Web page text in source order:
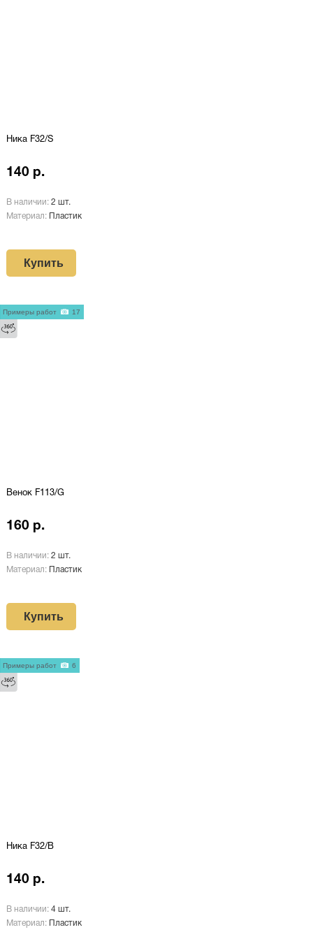
Ника F32/S
140 р.
В наличии: 2 шт.
Материал:
Пластик
Купить
Венок F113/G
160 р.
В наличии: 2 шт.
Материал:
Пластик
Купить
Примеры работ 17
Ника F32/В
140 р.
В наличии: 4 шт.
Материал:
Пластик
Примеры работ 6